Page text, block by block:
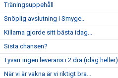
Träningsuppehåll
Snöplig avslutning i Smyge..
Killarna gjorde sitt bästa idag...
Sista chansen?
Tyvärr ingen leverans i 2:dra (idag heller)..
När vi är vakna är vi riktigt bra...